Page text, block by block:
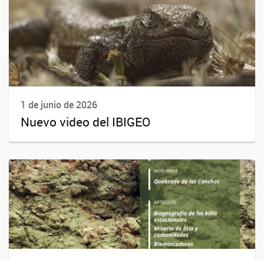
1 de junio de 2026
Nuevo video del IBIGEO